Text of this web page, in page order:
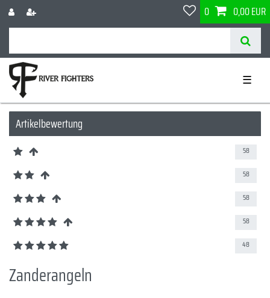
0 0,00 EUR
☰
Artikelbewertung
58
58
58
58
48
Zanderangeln